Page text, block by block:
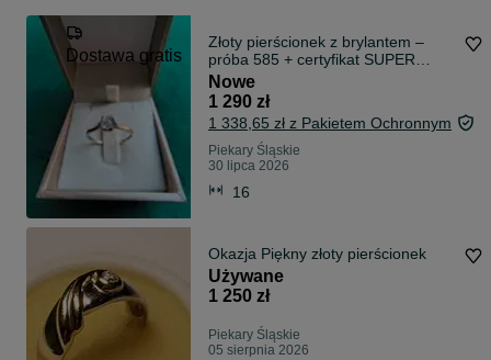
Dostawa gratis
Złoty pierścionek z brylantem –
próba 585 + certyfikat SUPER
PROMOCJA!
Nowe
1 290 zł
1 338,65 zł z Pakietem Ochronnym
Piekary Śląskie
30 lipca 2026
16
Okazja Piękny złoty pierścionek
Używane
1 250 zł
Piekary Śląskie
05 sierpnia 2026